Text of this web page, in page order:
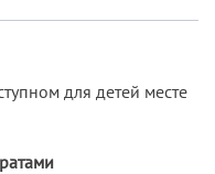
для детей месте